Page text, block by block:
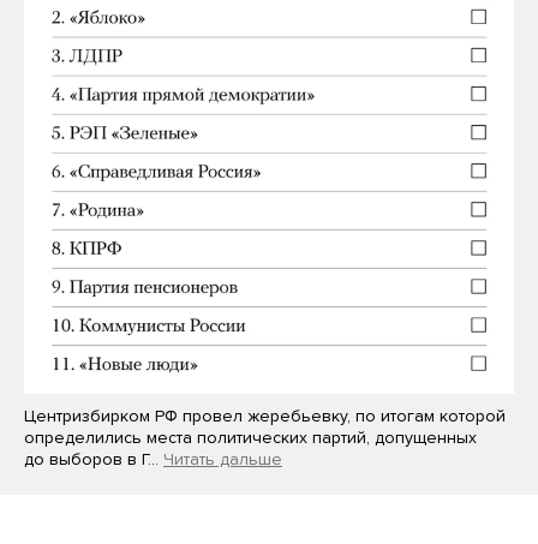
Центризбирком РФ провел жеребьевку, по итогам которой
определились места политических партий, допущенных
до выборов в Г… Читать дальше